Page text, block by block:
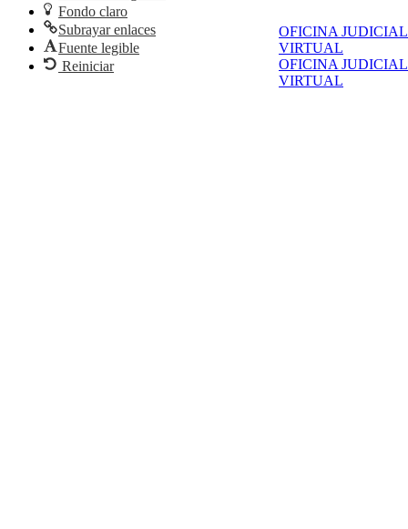
OFICINA JUDICIAL
VIRTUAL
OFICINA JUDICIAL
VIRTUAL
Fondo claro
Subrayar enlaces
Fuente legible
Reiniciar